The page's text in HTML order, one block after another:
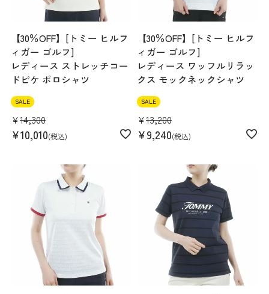
【30％OFF】[トミー ヒルフ
ィガー ゴルフ]
レディース ストレッチコー
ドピケ ポロシャツ
SALE
¥14,300
¥10,010 税込
【30％OFF】[トミー ヒルフ
ィガー ゴルフ]
レディース ワッフルリラッ
クス モックネックシャツ
SALE
¥13,200
¥9,240 税込